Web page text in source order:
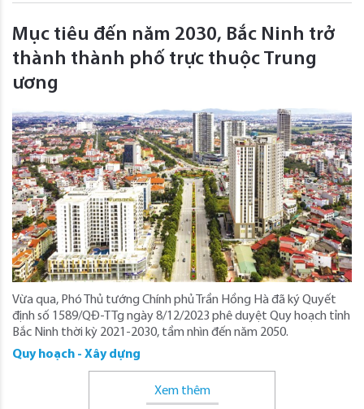
Mục tiêu đến năm 2030, Bắc Ninh trở
thành thành phố trực thuộc Trung
ương
Vừa qua, Phó Thủ tướng Chính phủ Trần Hồng Hà đã ký Quyết
định số 1589/QĐ-TTg ngày 8/12/2023 phê duyệt Quy hoạch tỉnh
Bắc Ninh thời kỳ 2021-2030, tầm nhìn đến năm 2050.
Quy hoạch - Xây dựng
Xem thêm